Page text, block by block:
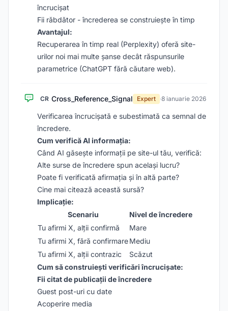
încrucișat
Fii răbdător - încrederea se construiește în timp
Avantajul:
Recuperarea în timp real (Perplexity) oferă site-
urilor noi mai multe șanse decât răspunsurile
parametrice (ChatGPT fără căutare web).
CR Cross_Reference_Signal Expert ·8 ianuarie 2026
Verificarea încrucișată e subestimată ca semnal de
încredere.
Cum verifică AI informația:
Când AI găsește informații pe site-ul tău, verifică:
Alte surse de încredere spun același lucru?
Poate fi verificată afirmația și în altă parte?
Cine mai citează această sursă?
Implicație:
Scenariu
Nivel de încredere
Tu afirmi X, alții confirmă
Mare
Tu afirmi X, fără confirmareMediu
Tu afirmi X, alții contrazic
Scăzut
Cum să construiești verificări încrucișate:
Fii citat de publicații de încredere
Guest post-uri cu date
Acoperire media